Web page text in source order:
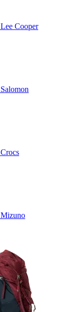
Lee Cooper
Salomon
Crocs
Mizuno